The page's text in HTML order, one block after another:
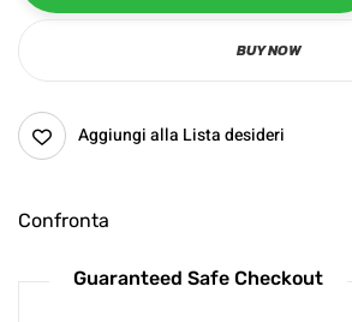
BUY NOW
Aggiungi alla Lista desideri
Confronta
Guaranteed Safe Checkout